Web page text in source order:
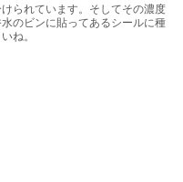
られています。そしてその濃度
のビンに貼ってあるシールに種
ね。